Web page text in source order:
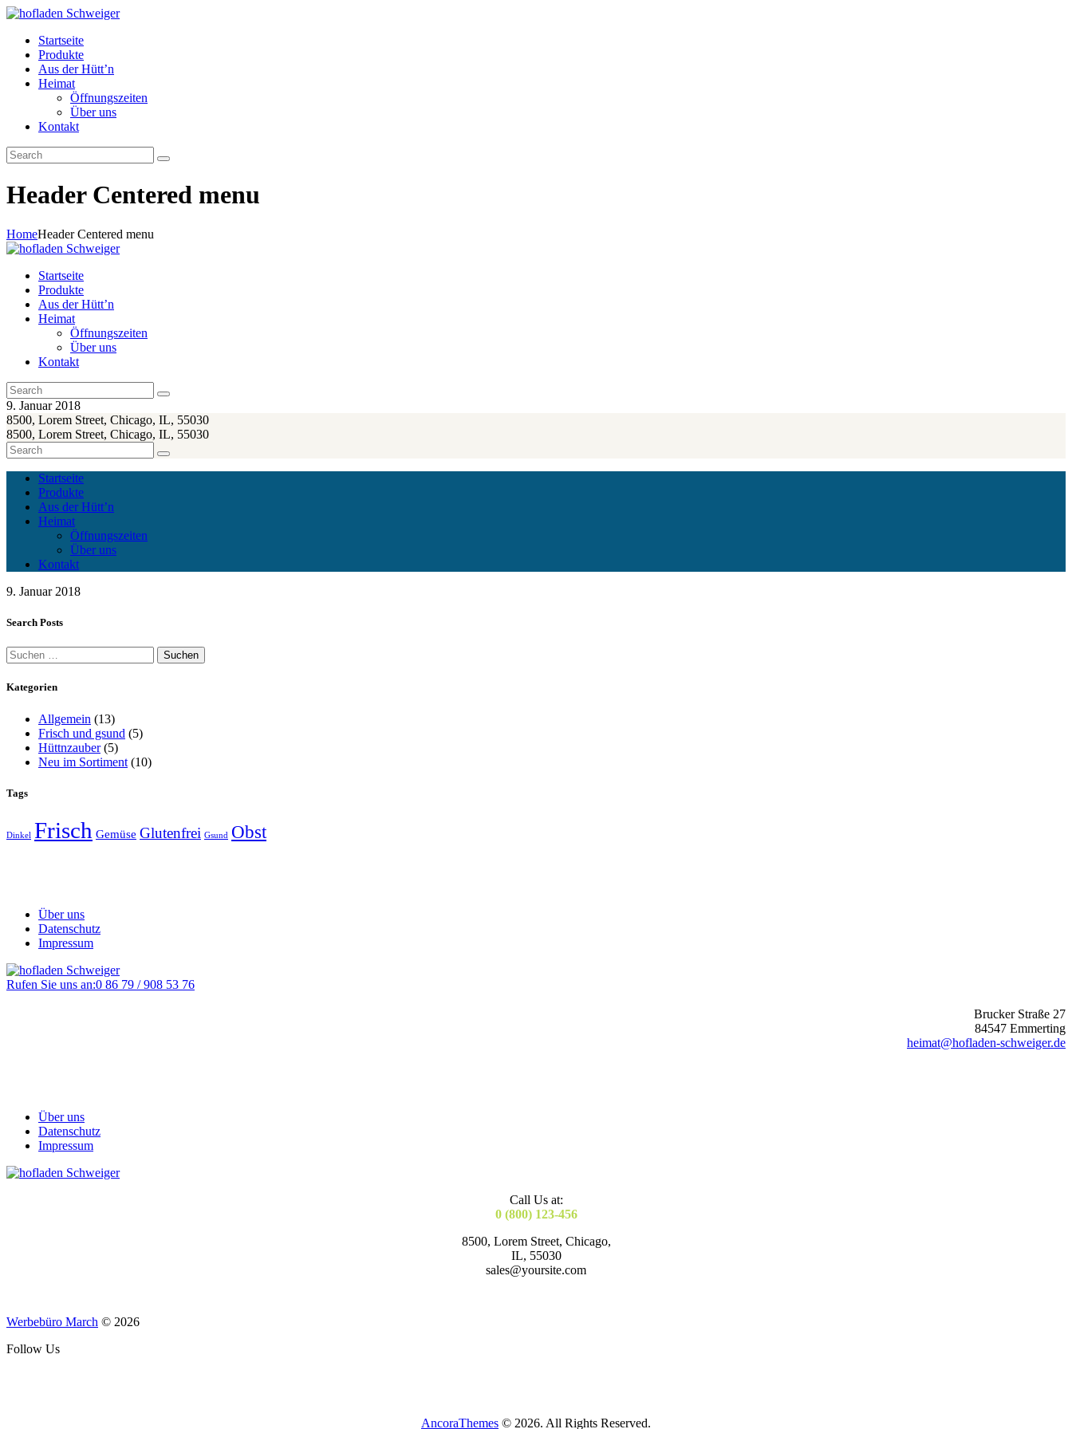
Startseite
Produkte
Aus der Hütt’n
Heimat
Öffnungszeiten
Über uns
Kontakt
Header Centered menu
HomeHeader Centered menu
Startseite
Produkte
Aus der Hütt’n
Heimat
Öffnungszeiten
Über uns
Kontakt
9. Januar 2018
8500, Lorem Street, Chicago, IL, 55030
8500, Lorem Street, Chicago, IL, 55030
Startseite
Produkte
Aus der Hütt’n
Heimat
Öffnungszeiten
Über uns
Kontakt
9. Januar 2018
Search Posts
Suchen
nach:
Kategorien
Allgemein (13)
Frisch und gsund (5)
Hüttnzauber(5)
Neu im Sortiment (10)
Tags
Dinkel Frisch Gemüse Glutenfrei Gsund Obst
Über uns
Datenschutz
Impressum
Rufen Sie uns an:0 86 79 / 908 53 76
Brucker Straße 27
84547 Emmerting
heimat@hofladen-schweiger.de
Über uns
Datenschutz
Impressum
Call Us at:
0 (800) 123-456
8500, Lorem Street, Chicago,
IL, 55030
sales@yoursite.com
Werbebüro March © 2026
Follow Us
AncoraThemes © 2026. All Rights Reserved.